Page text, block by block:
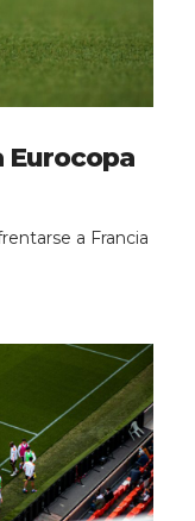
Eurocopa
a Francia